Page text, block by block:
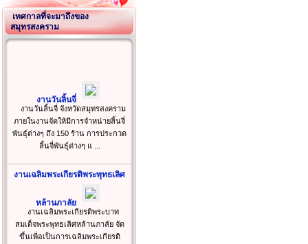
เทศกาลที่จะมาถึงของ
สมุทรสงคราม
งานวันลิ้นจี่
งานวันลิ้นจี่ จังหวัดสมุทรสงคราม
ภายในงานจัดให้มีการจำหน่ายลิ้นจี่
พันธุ์ต่างๆ ถึง 150 ร้าน การประกวด
ลิ้นจี่พันธุ์ต่างๆ แ ...
งานเฉลิมพระเกียรติพระพุทธเลิศ
หล้านภาลัย
งานเฉลิมพระเกียรติพระบาท
สมเด็จพระพุทธเลิศหล้านภาลัย จัด
ขึ้นเพื่อเป็นการเฉลิมพระเกียรติ